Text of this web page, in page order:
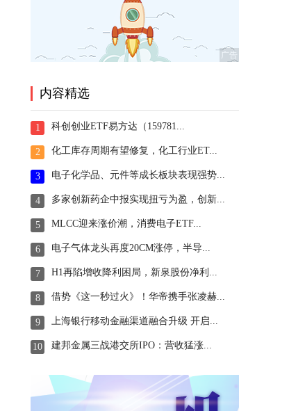
内容精选
1 科创创业ETF易方达（159781...
2 化工库存周期有望修复，化工行业ET...
3 电子化学品、元件等成长板块表现强势...
4 多家创新药企中报实现扭亏为盈，创新...
5 MLCC迎来涨价潮，消费电子ETF...
6 电子气体龙头再度20CM涨停，半导...
7 H1再陷增收降利困局，新泉股份净利...
8 借势《这一秒过火》！华帝携手张凌赫...
9 上海银行移动金融渠道融合升级 开启...
10 建邦金属三战港交所IPO：营收猛涨...